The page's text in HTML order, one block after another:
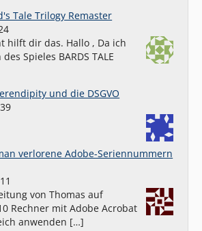
Tale Trilogy Remaster
hilft dir das. Hallo , Da ich
Spieles BARDS TALE
und die DSGVO
verlorene Adobe-Seriennummern
von Thomas auf
Rechner mit Adobe Acrobat
anwenden […]